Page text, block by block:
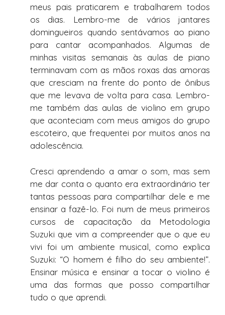
meus pais praticarem e trabalharem todos
os dias. Lembro-me de vários jantares
domingueiros quando sentávamos ao piano
para cantar acompanhados. Algumas de
minhas visitas semanais às aulas de piano
terminavam com as mãos roxas das amoras
que cresciam na frente do ponto de ônibus
que me levava de volta para casa. Lembro-
me também das aulas de violino em grupo
que aconteciam com meus amigos do grupo
escoteiro, que frequentei por muitos anos na
adolescência.
Cresci aprendendo a amar o som, mas sem
me dar conta o quanto era extraordinário ter
tantas pessoas para compartilhar dele e me
ensinar a fazê-lo. Foi num de meus primeiros
cursos de capacitação da Metodologia
Suzuki que vim a compreender que o que eu
vivi foi um ambiente musical, como explica
Suzuki: “O homem é filho do seu ambiente!”.
Ensinar música e ensinar a tocar o violino é
uma das formas que posso compartilhar
tudo o que aprendi.